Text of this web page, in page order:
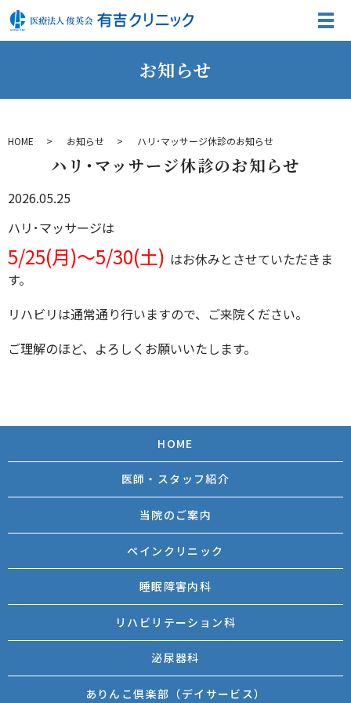
お知らせ
HOME お知らせ ハリ･マッサージ休診のお知らせ
ハリ･マッサージ休診のお知らせ
2026.05.25
ハリ･マッサージは
5/25(月)～5/30(土) はお休みとさせていただきま
す。
リハビリは通常通り行いますので、ご来院ください。
ご理解のほど、よろしくお願いいたします。
HOME
医師・スタッフ紹介
当院のご案内
ペインクリニック
睡眠障害内科
リハビリテーション科
泌尿器科
ありんこ倶楽部（デイサービス）